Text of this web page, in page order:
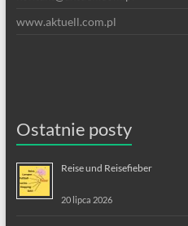
www.aktuell.com.pl
Ostatnie posty
Reise und Reisefieber
20 lipca 2026